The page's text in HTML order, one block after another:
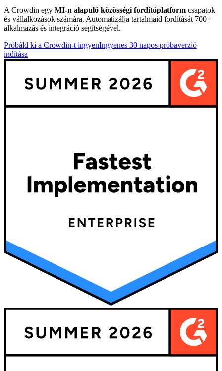
A Crowdin egy MI-n alapuló közösségi fordítóplatform csapatok
és vállalkozások számára. Automatizálja tartalmaid fordítását 700+
alkalmazás és integráció segítségével.
Próbáld ki a Crowdin-t ingyenIngyenes 30 napos próbaverzió
indítása